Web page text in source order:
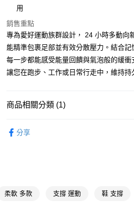
Apple Pay
街口支付
Google Pay
AFTEE先享後付
【關於「AFTEE先享後付」】
AFTEE先享後付是「在收到商品之後才付款」
２．便利：只要手機號碼，簡訊認證，即可結帳
２．訂單成立數日內，您將收到繳費通知簡訊。
３．收到繳費通知簡訊後14天內，點擊此簡訊
即享券
運送方式
付款後全家取貨
用
銷售重點
專為愛好運動族群設計， 24 小時多動向
能精準包裹足部並有效分散壓力。結合記
每一步都能感受能量回饋與氣泡般的緩衝
讓您在跑步、工作或日常行走中，維持持
商品相關分類 (1)
分享
柔軟 多款 支撐 運動 鞋 支撐